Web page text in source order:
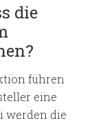
die
führen
eine
werden die